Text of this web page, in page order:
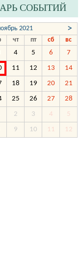
СОБЫТИЙ
2021 >
чт пт сб
вс
4 5 6 7
11 12 13 14
18 19 20 21
25 26 27 28
2 3 4 5
9 10 11 12